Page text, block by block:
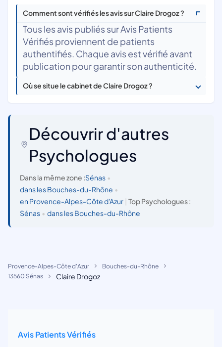
Comment sont vérifiés les avis sur Claire Drogoz ?
Tous les avis publiés sur Avis Patients
Vérifiés proviennent de patients
authentifiés. Chaque avis est vérifié avant
publication pour garantir son authenticité.
Où se situe le cabinet de Claire Drogoz ?
Découvrir d'autres
Psychologues
Dans la même zone :Sénas •
dans les Bouches-du-Rhône •
en Provence-Alpes-Côte d'Azur
Top Psychologues :
Sénas • dans les Bouches-du-Rhône
Provence-Alpes-Côte d'Azur
Bouches-du-Rhône
13560 Sénas
Claire Drogoz
Avis Patients Vérifiés